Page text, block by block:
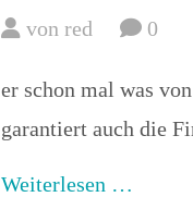
von red 0
er schon mal was
garantiert auch die
Weiterlesen …